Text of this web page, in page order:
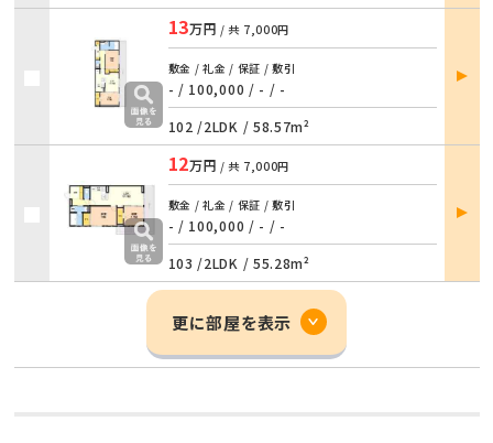
13万円 / 共 7,000円
敷金 / 礼金 / 保証 / 敷引
- / 100,000 / - / -
102 /2LDK / 58.57m²
部屋
詳細
12万円 / 共 7,000円
敷金 / 礼金 / 保証 / 敷引
- / 100,000 / - / -
103 /2LDK / 55.28m²
部屋
詳細
更に部屋を表示